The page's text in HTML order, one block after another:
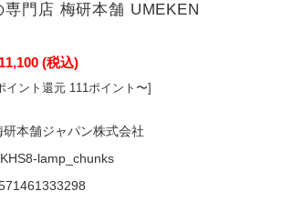
門店 梅研本舗 UMEKEN
(税込)
イント還元 111ポイント〜]
研本舗ジャパン株式会社
lamp_chunks